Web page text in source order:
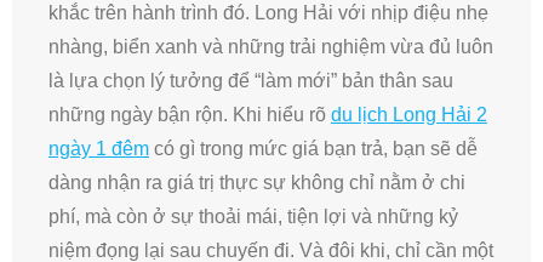
khắc trên hành trình đó. Long Hải với nhịp điệu nhẹ
nhàng, biển xanh và những trải nghiệm vừa đủ luôn
là lựa chọn lý tưởng để “làm mới” bản thân sau
những ngày bận rộn. Khi hiểu rõ du lịch Long Hải 2
ngày 1 đêm có gì trong mức giá bạn trả, bạn sẽ dễ
dàng nhận ra giá trị thực sự không chỉ nằm ở chi
phí, mà còn ở sự thoải mái, tiện lợi và những kỷ
niệm đọng lại sau chuyến đi. Và đôi khi, chỉ cần một